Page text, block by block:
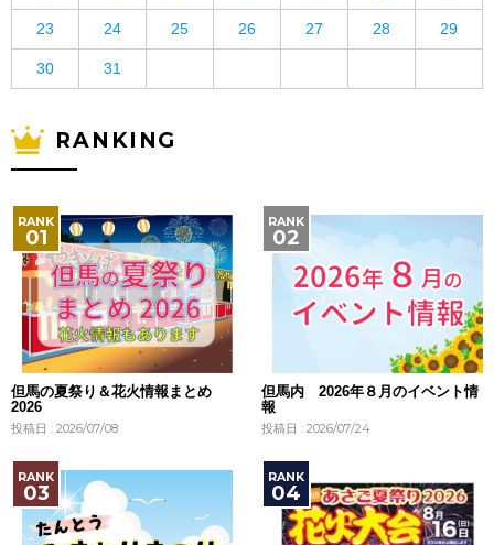
23 24 25 26 27 28 29
30 31
RANKING
但馬の夏祭り＆花火情報まとめ
2026
投稿日 : 2026/07/08
但馬内 2026年８月のイベント情
報
投稿日 : 2026/07/24